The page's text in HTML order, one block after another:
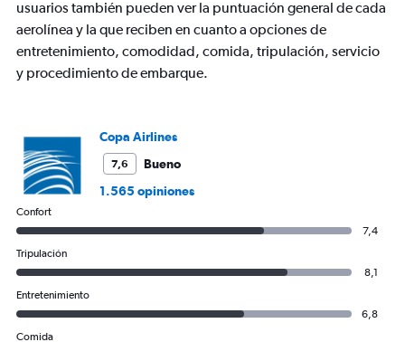
Y
axis
displaying
Range:
usuarios también pueden ver la puntuación general de cada
aerolínea y la que reciben en cuanto a opciones de
entretenimiento, comodidad, comida, tripulación, servicio
y procedimiento de embarque.
Copa Airlines
7,6
Bueno
1.565 opiniones
Confort
7,4
Tripulación
8,1
Entretenimiento
6,8
Comida